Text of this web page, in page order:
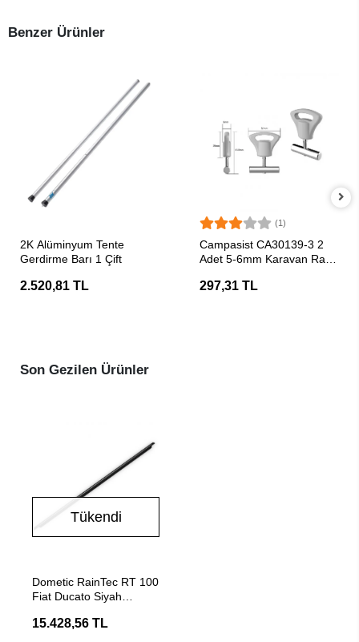
Benzer Ürünler
2K Alüminyum Tente
Gerdirme Barı 1 Çift
2.520,81 TL
(1)
Campasist CA30139-3 2
Adet 5-6mm Karavan Ray
297,31 TL
Son Gezilen Ürünler
Tükendi
Dometic RainTec RT 100
Fiat Ducato Siyah
Kanalı
15.428,56 TL